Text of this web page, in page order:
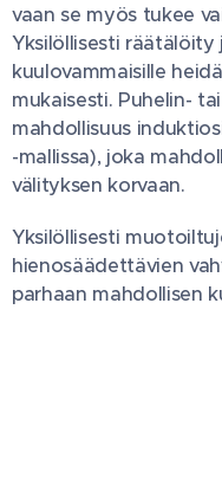
vaan se myös tukee
Yksilöllisesti
kuulovammaisille
mukaisesti. Puhelin-
mahdollisuus
-mallissa), joka
välityksen korvaan.
Yksilöllisesti
hienosäädettävien
parhaan mahdollisen